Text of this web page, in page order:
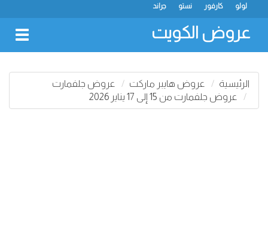
جراند نستو كارفور لولو
عروض الكويت
الرئيسية عروض هايبر ماركت
عروض جلفمارت
عروض جلفمارت من 15 إلى 17 يناير 2026